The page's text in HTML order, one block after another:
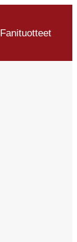
Fanituotteet